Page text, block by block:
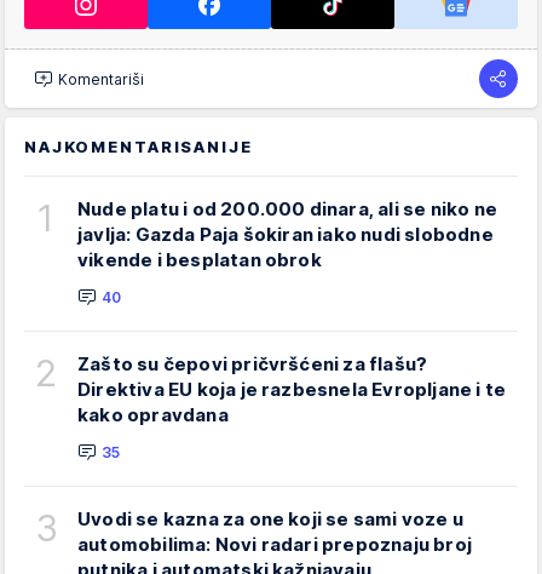
Komentariši
NAJKOMENTARISANIJE
1
Nude platu i od 200.000 dinara, ali se niko ne
javlja: Gazda Paja šokiran iako nudi slobodne
vikende i besplatan obrok
40
2
Zašto su čepovi pričvršćeni za flašu?
Direktiva EU koja je razbesnela Evropljane i te
kako opravdana
35
3
Uvodi se kazna za one koji se sami voze u
automobilima: Novi radari prepoznaju broj